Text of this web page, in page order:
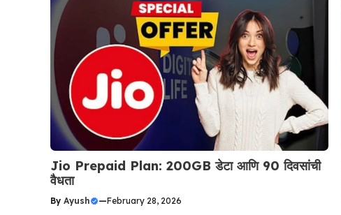
Jio Prepaid Plan: 200GB डेटा आणि 90 दिवसांची
वैधता
By Ayush —February 28, 2026